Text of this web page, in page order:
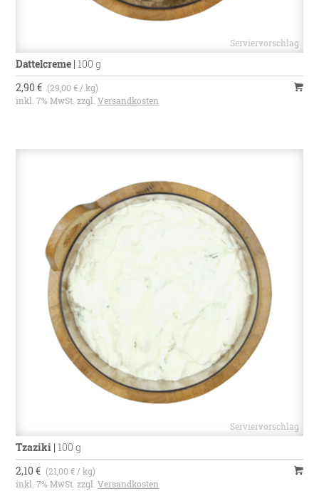
Dattelcreme |100 g
2,90 € (29,00 € / kg)
inkl. 7% MwSt. zzgl.Versandkosten
Tzaziki |100 g
2,10 € (21,00 € / kg)
inkl. 7% MwSt. zzgl.Versandkosten